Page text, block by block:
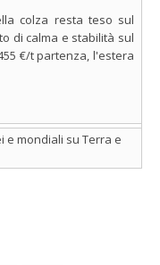
colza resta teso sul
di calma e stabilità sul
€/t partenza, l'estera
e mondiali su Terra e